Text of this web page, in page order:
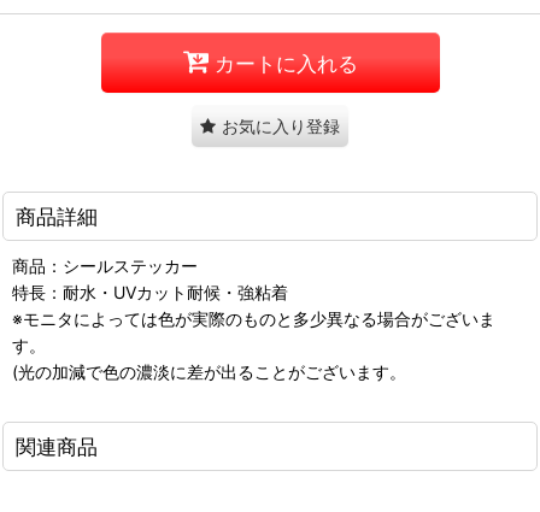
カートに入れる
お気に入り登録
商品詳細
商品：シールステッカー
特長：耐水・UVカット耐候・強粘着
※モニタによっては色が実際のものと多少異なる場合がございま
す。
(光の加減で色の濃淡に差が出ることがございます。
関連商品